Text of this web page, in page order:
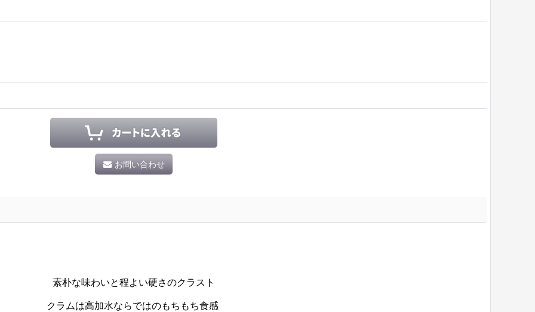
お問い合わせ
素朴な味わいと程よい硬さのクラスト
クラムは高加水ならではのもちもち食感